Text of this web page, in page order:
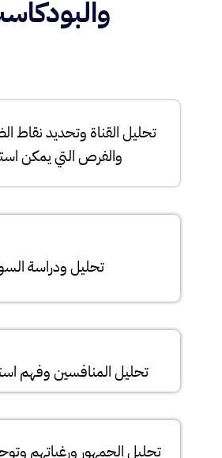
تحليل القناة وتحديد نقاط
والفرص التي يمكن
تحليل ودراسة
تحليل المنافسين وفهم
تحليل الجمهور ورغباتهم